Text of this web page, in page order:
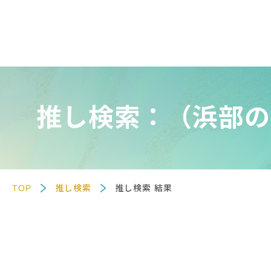
推し検索：（浜部
TOP 推し検索 推し検索 結果